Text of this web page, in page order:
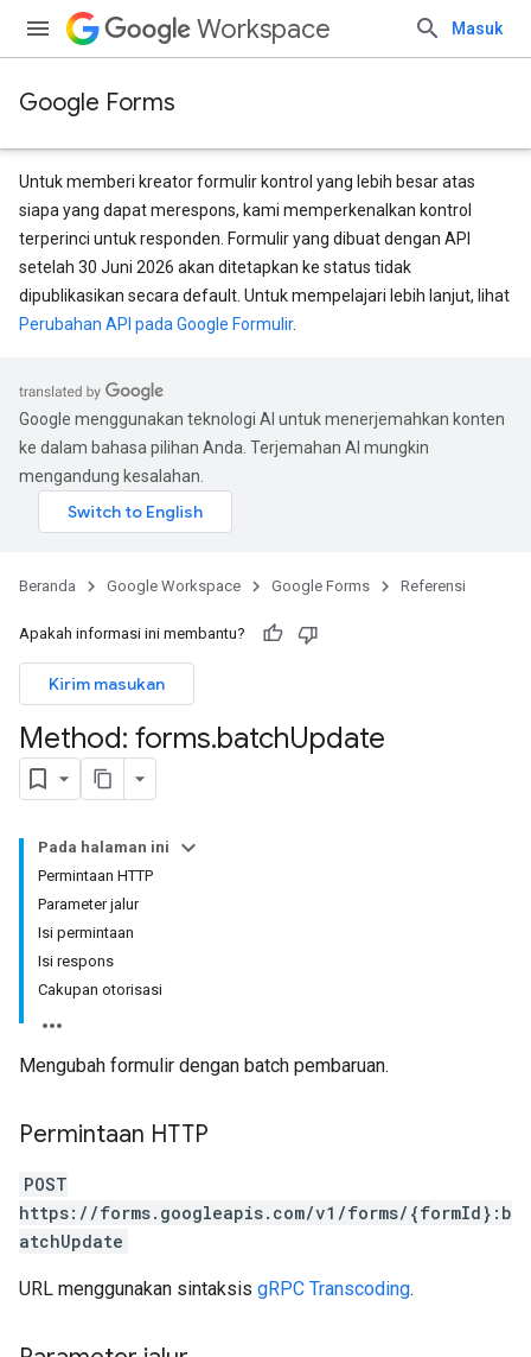
Workspace Masuk
Google Forms
Untuk memberi kreator formulir kontrol yang lebih besar atas
siapa yang dapat merespons, kami memperkenalkan kontrol
terperinci untuk responden. Formulir yang dibuat dengan API
setelah 30 Juni 2026 akan ditetapkan ke status tidak
dipublikasikan secara default. Untuk mempelajari lebih lanjut, lihat
Perubahan API pada Google Formulir.
Google menggunakan teknologi AI untuk menerjemahkan konten
ke dalam bahasa pilihan Anda. Terjemahan AI mungkin
mengandung kesalahan.
Beranda Google Workspace Google Forms Referensi
Apakah informasi ini membantu?
Kirim masukan
Method: forms.batchUpdate
Pada halaman ini
Permintaan HTTP
Parameter jalur
Isi permintaan
Isi respons
Cakupan otorisasi
Mengubah formulir dengan batch pembaruan.
Permintaan HTTP
POST
https://forms.googleapis.com/v1/forms/{formId}:b
atchUpdate
URL menggunakan sintaksis gRPC Transcoding.